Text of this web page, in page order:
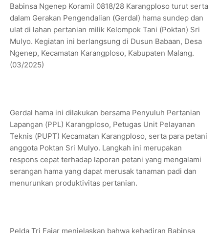
Babinsa Ngenep Koramil 0818/28 Karangploso turut serta
dalam Gerakan Pengendalian (Gerdal) hama sundep dan
ulat di lahan pertanian milik Kelompok Tani (Poktan) Sri
Mulyo. Kegiatan ini berlangsung di Dusun Babaan, Desa
Ngenep, Kecamatan Karangploso, Kabupaten Malang.
(03/2025)
Gerdal hama ini dilakukan bersama Penyuluh Pertanian
Lapangan (PPL) Karangploso, Petugas Unit Pelayanan
Teknis (PUPT) Kecamatan Karangploso, serta para petani
anggota Poktan Sri Mulyo. Langkah ini merupakan
respons cepat terhadap laporan petani yang mengalami
serangan hama yang dapat merusak tanaman padi dan
menurunkan produktivitas pertanian.
Pelda Tri Fajar menjelaskan bahwa kehadiran Babinsa